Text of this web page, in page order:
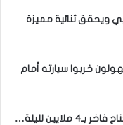
ويحقق ثنائية مميزة
خربوا سيارته أمام
زياش يتقاضى 200 مليون شهريا ويقيم بجناح فاخر بـ4 ملايين لليلة…